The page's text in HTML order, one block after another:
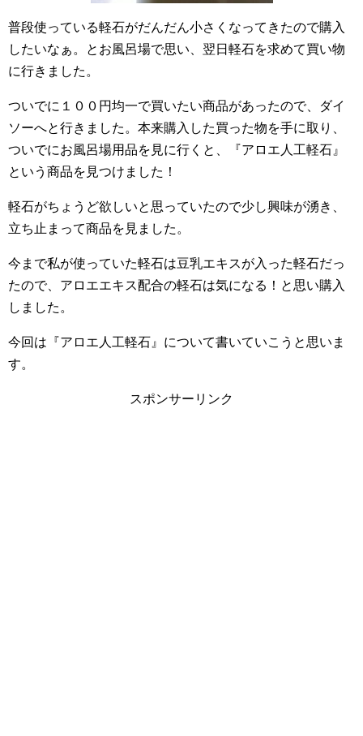
普段使っている軽石がだんだん小さくなってきたので購入
したいなぁ。とお風呂場で思い、翌日軽石を求めて買い物
に行きました。
ついでに１００円均一で買いたい商品があったので、ダイ
ソーへと行きました。本来購入した買った物を手に取り、
ついでにお風呂場用品を見に行くと、『アロエ人工軽石』
という商品を見つけました！
軽石がちょうど欲しいと思っていたので少し興味が湧き、
立ち止まって商品を見ました。
今まで私が使っていた軽石は豆乳エキスが入った軽石だっ
たので、アロエエキス配合の軽石は気になる！と思い購入
しました。
今回は『アロエ人工軽石』について書いていこうと思いま
す。
スポンサーリンク